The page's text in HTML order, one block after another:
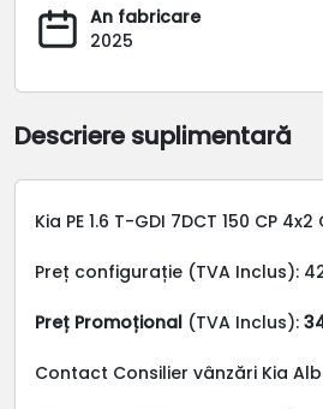
An fabricare
2025
Descriere suplimentară
Kia PE 1.6 T-GDI 7DCT 150 CP
Preț configurație (TVA Inclus):
Preț Promoțional (TVA Inclus):
Contact Consilier vânzări Kia